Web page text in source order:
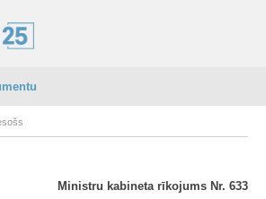
Ministru kabineta rīkojums Nr. 633